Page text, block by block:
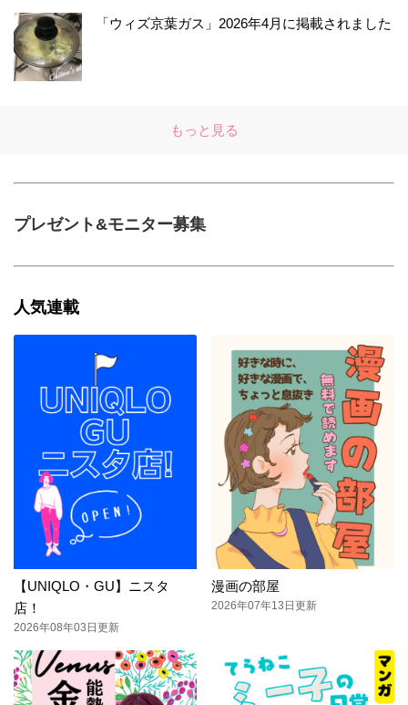
「ウィズ京葉ガス」2026年4月に掲載されました
もっと見る
プレゼント&モニター募集
人気連載
【UNIQLO・GU】ニスタ
店！
2026年08年03日更新
漫画の部屋
2026年07年13日更新